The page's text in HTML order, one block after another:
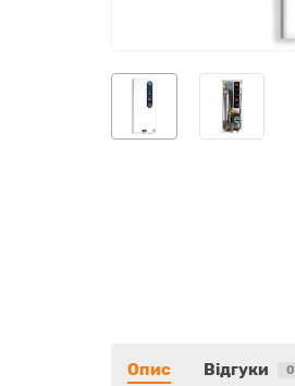
Опис Відгуки 0